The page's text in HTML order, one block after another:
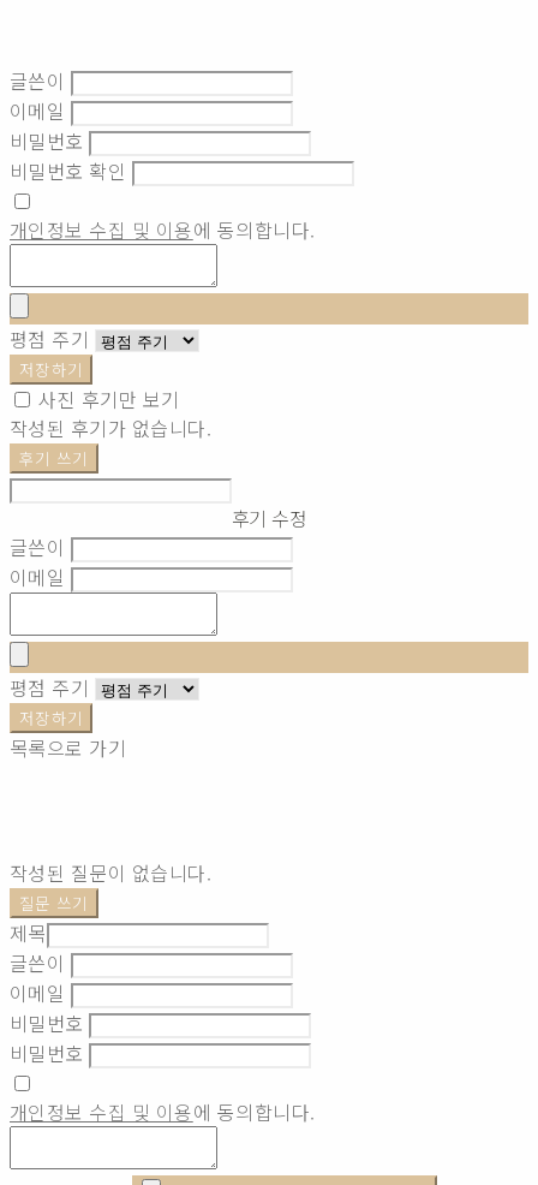
글쓴이
이메일
비밀번호
비밀번호 확인
개인정보 수집 및 이용에 동의합니다.
평점 주기
저장하기
사진 후기만 보기
작성된 후기가 없습니다.
후기 쓰기
후기 수정
글쓴이
이메일
평점 주기
저장하기
목록으로 가기
작성된 질문이 없습니다.
질문 쓰기
제목
글쓴이
이메일
비밀번호
비밀번호
개인정보 수집 및 이용에 동의합니다.